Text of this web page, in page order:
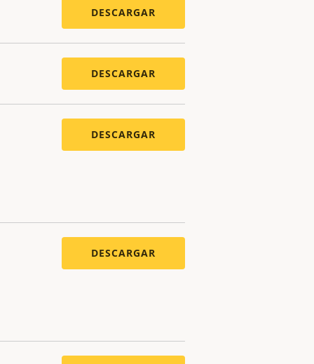
DESCARGAR
DESCARGAR
DESCARGAR
DESCARGAR